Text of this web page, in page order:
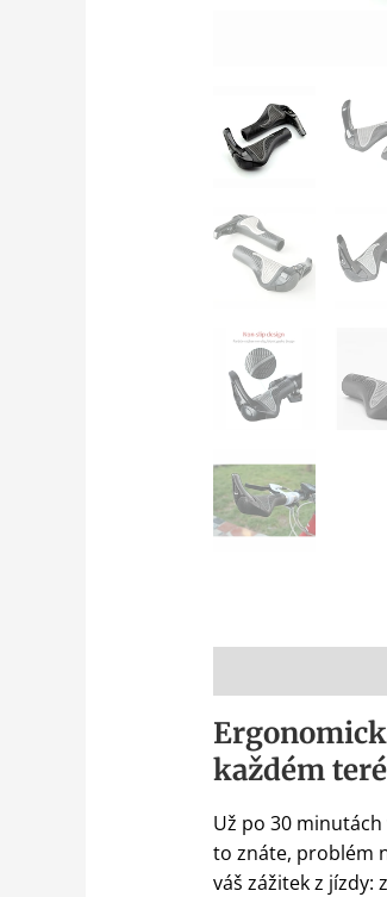
každém
Už po 30
to znáte, problém
váš zážitek z